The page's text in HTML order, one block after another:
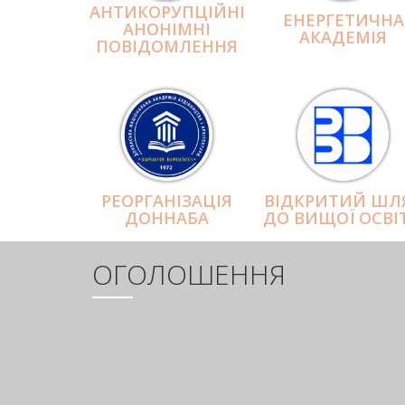
АНТИКОРУПЦІЙНІ
АНОНІМНІ
ПОВІДОМЛЕННЯ
ЕНЕРГЕТИЧНА
АКАДЕМІЯ
РЕОРГАНІЗАЦІЯ
ДОННАБА
ВІДКРИТИЙ
ДО ВИЩОЇ
ОГОЛОШЕННЯ